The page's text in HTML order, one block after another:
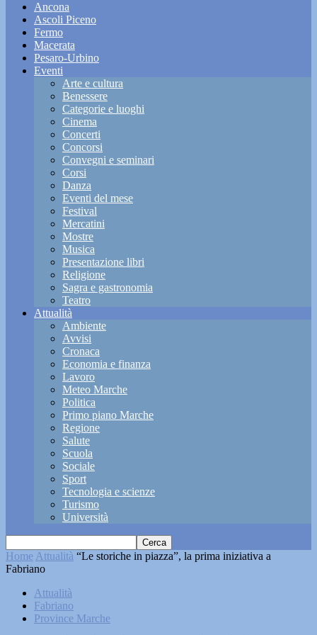
Ancona
Ascoli Piceno
Fermo
Macerata
Pesaro-Urbino
Eventi
Arte e cultura
Benessere
Categorie e luoghi
Cinema
Concerti
Concorsi
Convegni e seminari
Corsi
Danza
Eventi del mese
Festival
Mercatini
Mostre
Musica
Presentazione libri
Religione
Sagra e gastronomia
Teatro
Attualità
Ambiente
Avvisi
Cronaca
Economia e finanza
Lavoro
Meteo Marche
Politica
Primo piano Marche
Regione
Salute
Scuola
Sociale
Sport
Tecnologia e scienze
Turismo
Università
Home Attualità “Le storiche in piazza”, la prima iniziativa a
Fabriano
Attualità
Fabriano
Province Marche